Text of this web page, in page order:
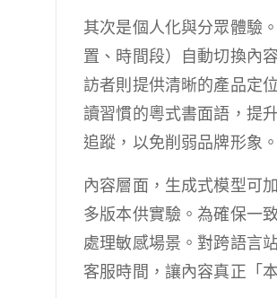
其次是個人化與分眾體驗
置、時間段）自動切換內
訪者則提供清晰的產品定
讀習慣的粵式書面語，提
追蹤，以免削弱品牌形象。
內容層面，生成式模型可
多版本供實驗。為確保一
處理敏感場景。對跨語言
客服時間，讓內容真正「